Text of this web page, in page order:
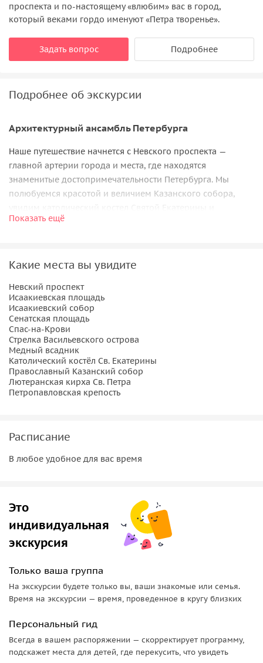
проспекта и по-настоящему «влюбим» вас в город,
который веками гордо именуют «Петра творенье».
Задать вопрос Подробнее
Подробнее об экскурсии
Архитектурный ансамбль Петербурга
Наше путешествие начнется с Невского проспекта —
главной артерии города и места, где находятся
знаменитые достопримечательности Петербурга. Мы
полюбуемся красотой и величием Казанского собора,
лютеранскую кирху Святого Петра. Пройдемся мимо
аристократия и интеллигенция.
Величественные площади города
Заглянем на Исаакиевскую площадь, в центре которой
находится конный памятник Николаю I и знаменитый
Исаакиевский собор. Увидим гостиницы Астория и
Англетер, а также исторический центр политической
жизни Петербурга – Мариинский дворец. Затем окажемся
на Сенатской площади, где расположены здания Сената и
Синода, соединенные аркой, перекинутой над Галерной
увидите множество других архитектурных мест и
них и связанных с ними исторических персонажах.
Далее отправимся на осмотр Петропавловской крепости в
сопровождении гида, который приоткроет все тайны
старейшей постройки Петербурга. Вы погуляете по
— усыпальницу династии Романовых и Трубецкий бастион,
оставившей мрачный след в политической истории
России. Кроме того, увидите еще один памятник Петру I и
крепости на протяжении нескольких веков.
Показать ещё
Какие места вы увидите
Невский проспект
Исаакиевская площадь
Исаакиевский собор
Сенатская площадь
Спас-на-Крови
Стрелка Васильевского острова
Медный всадник
Католический костёл Св. Екатерины
Православный Казанский собор
Лютеранская кирха Св. Петра
Петропавловская крепость
Расписание
В любое удобное для вас время
Это
индивидуальная
экскурсия
Только ваша группа
На экскурсии будете только вы, ваши знакомые или семья.
Время на экскурсии — время, проведенное в кругу близких
Персональный гид
Всегда в вашем распоряжении — скорректирует программу,
подскажет места для детей, где перекусить, что увидеть